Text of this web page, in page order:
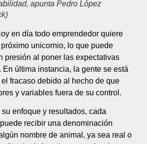
apunta Pedro López
en día todo emprendedor quiere
unicornio, lo que puede
presión al poner las expectativas
En última instancia, la gente se está
fracaso debido al hecho de que
y variables fuera de su control.
enfoque y resultados, cada
recibir una denominación
nombre de animal, ya sea real o